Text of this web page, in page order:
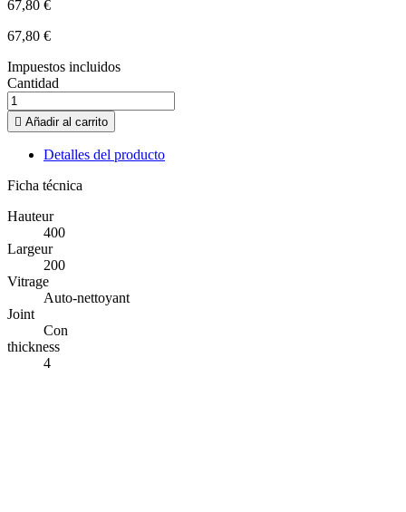
67,80 €
67,80 €
Impuestos incluidos
Cantidad
 Añadir al carrito
Detalles del producto
Ficha técnica
Hauteur
400
Largeur
200
Vitrage
Auto-nettoyant
Joint
Con
thickness
4